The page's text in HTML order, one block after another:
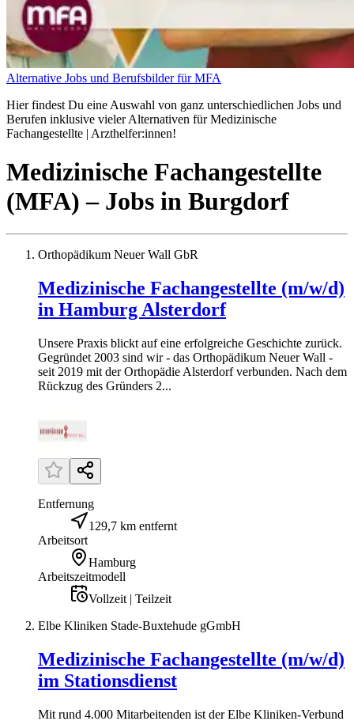
Alternative Jobs und Berufsbilder für MFA
Hier findest Du eine Auswahl von ganz unterschiedlichen Jobs und
Berufen inklusive vieler Alternativen für Medizinische
Fachangestellte | Arzthelfer:innen!
Medizinische Fachangestellte
(MFA) – Jobs in Burgdorf
Orthopädikum Neuer Wall GbR
Medizinische Fachangestellte (m/w/d)
in Hamburg Alsterdorf
Unsere Praxis blickt auf eine erfolgreiche Geschichte zurück.
Gegründet 2003 sind wir - das Orthopädikum Neuer Wall -
seit 2019 mit der Orthopädie Alsterdorf verbunden. Nach dem
Rückzug des Gründers 2...
Entfernung
129,7 km entfernt
Arbeitsort
Hamburg
Arbeitszeitmodell
Vollzeit | Teilzeit
Elbe Kliniken Stade-Buxtehude gGmbH
Medizinische Fachangestellte (m/w/d)
im Stationsdienst
Mit rund 4.000 Mitarbeitenden ist der Elbe Kliniken-Verbund